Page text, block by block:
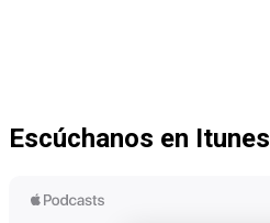
Escúchanos en Itunes